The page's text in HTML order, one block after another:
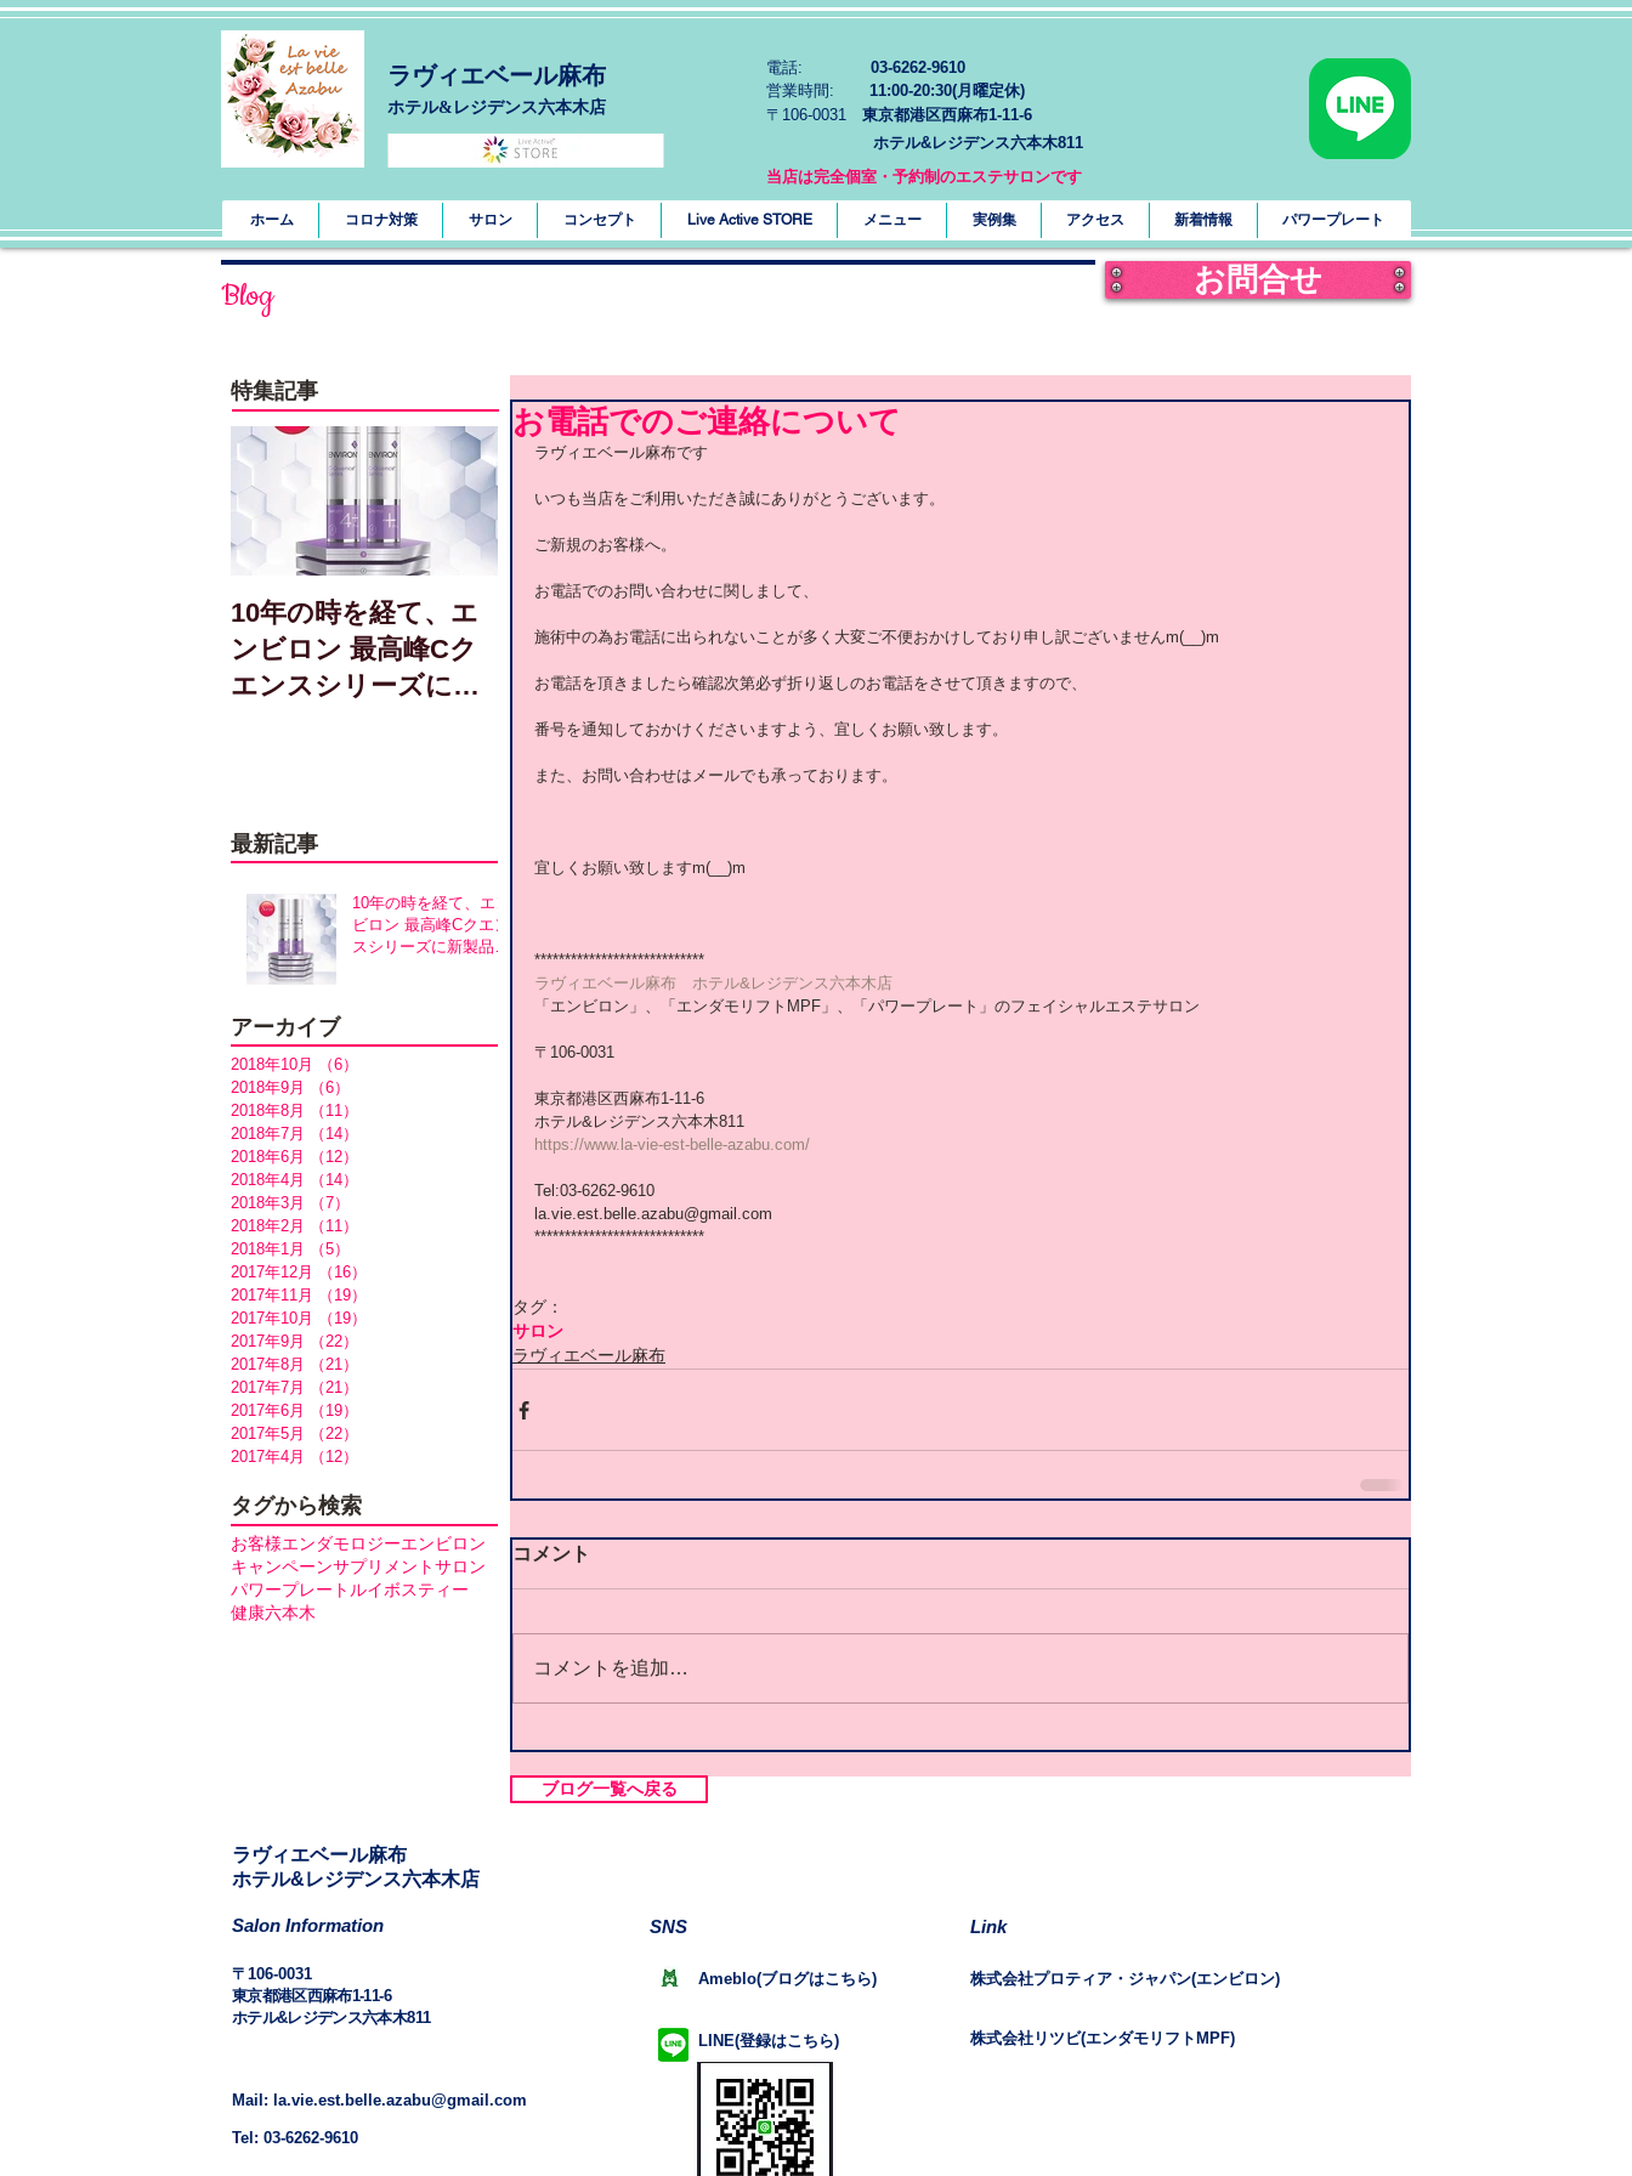
ラヴィエベール麻布
​ホテル&レジデンス六本木店
電話: 03-6262-9610
営業時間: 11:00-20:30(月曜定休)
〒106-0031 東京都港区西麻布1-11-6
ホテル&レジデンス六本木811
ホーム コロナ対策 サロン コンセプト Live Active STORE メニュー 実例集 アクセス 新着情報 パワープレート
当店は完全個室・予約制のエステサロンです
Blog お問合せ
特集記事
10年の時を経て、エ
ンビロン 最高峰Cク
エンスシリーズに新
最新記事
10年の時を経て、エン
ビロン 最高峰Cクエン
スシリーズに新製品誕
アーカイブ
2018年10月 （6）
2018年9月
（6）
2018年8月
（11）
2018年7月
（14）
2018年6月
（12）
2018年4月
（14）
2018年3月
（7）
2018年2月
（11）
2018年1月
（5）
2017年12月
（16）
2017年11月
（19）
2017年10月
（19）
2017年9月
（22）
2017年8月
（21）
2017年7月
（21）
2017年6月
（19）
2017年5月
（22）
2017年4月
（12）
タグから検索
お客様エンダモロジーエンビロン
キャンペーンサプリメントサロン
パワープレート ルイボスティー
健康六本木
お電話でのご連絡について
ラヴィエベール麻布です
いつも当店をご利用いただき誠にありがとうございます。
ご新規のお客様へ。
お電話でのお問い合わせに関しまして、
施術中の為お電話に出られないことが多く大変ご不便おかけしており申し訳ございませんm(__)m
お電話を頂きましたら確認次第必ず折り返しのお電話をさせて頂きますので、
番号を通知しておかけくださいますよう、宜しくお願い致します。
また、お問い合わせはメールでも承っております。
宜しくお願い致しますm(__)m
****************************
ラヴィエベール麻布　ホテル&レジデンス六本木店
「エンビロン」、「エンダモリフトMPF」、「パワープレート」のフェイシャルエステサロン
〒106-0031
東京都港区西麻布1-11-6
ホテル&レジデンス六本木811
https://www.la-vie-est-belle-azabu.com/
Tel:03-6262-9610
la.vie.est.belle.azabu@gmail.com
****************************
タグ：
サロン
ラヴィエベール麻布
コメント
コメントを追加…
ブログ一覧へ戻る
​​ラヴィエベール麻布
​ホテル&レジデンス六本木店
Salon Information
​〒106-0031
東京都港区西麻布1-11-6
ホテル&レジデンス六本木811
Mail: la.vie.est.belle.azabu@gmail.com
Tel: 03-6262-9610
SNS
Ameblo(ブログはこちら)
LINE(登録はこちら)
Link
株式会社プロティア・ジャパン(エンビロン)
株式会社リツビ(エンダモリフトMPF)